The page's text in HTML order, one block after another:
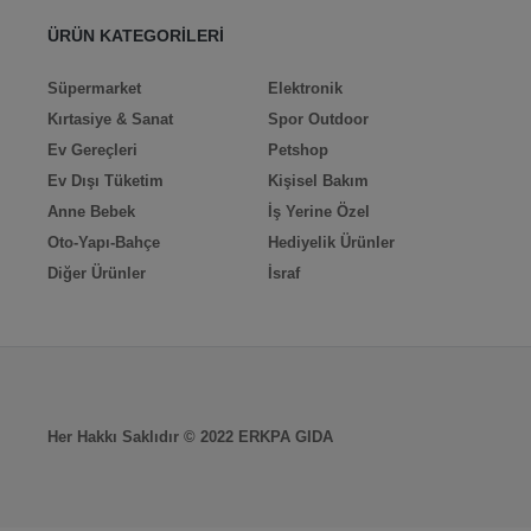
ÜRÜN KATEGORİLERİ
Süpermarket
Elektronik
Kırtasiye & Sanat
Spor Outdoor
Ev Gereçleri
Petshop
Ev Dışı Tüketim
Kişisel Bakım
Anne Bebek
İş Yerine Özel
Oto-Yapı-Bahçe
Hediyelik Ürünler
Diğer Ürünler
İsraf
Her Hakkı Saklıdır © 2022 ERKPA GIDA